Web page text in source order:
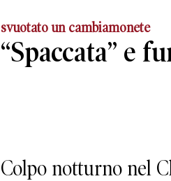
svuotato un cambiamonete
“Spaccata” e
Colpo notturno nel